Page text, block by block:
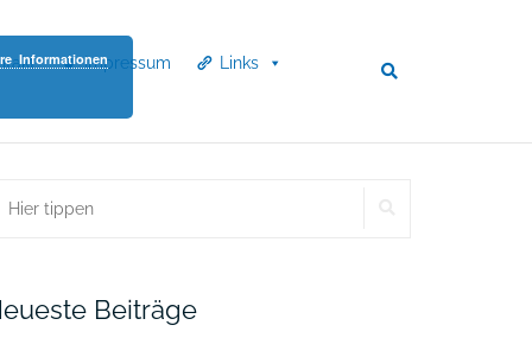
Impressum Links
Beiträge
Informationen